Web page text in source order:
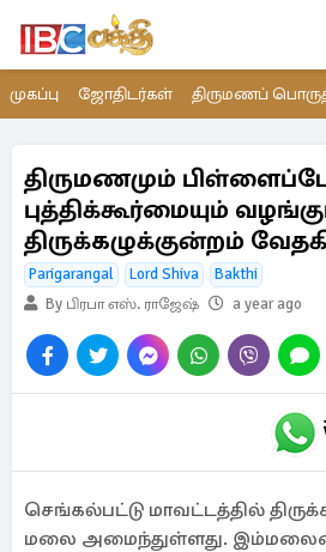
முகப்பு ஜோதிடர்கள் திருமணப்
திருமணமும்
புத்திக்கூர்மையும்
திருக்கழுக்குன்றம்
Parigarangal Lord Shiva
Bakthi
By பிரபா எஸ். ராஜேஷ்
a year ago
செங்கல்பட்டு மாவட்டத்தில்
மலை அமைந்துள்ளது.